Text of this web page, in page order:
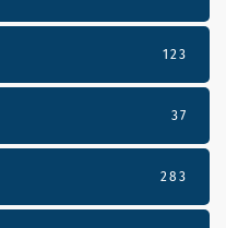
123
37
283